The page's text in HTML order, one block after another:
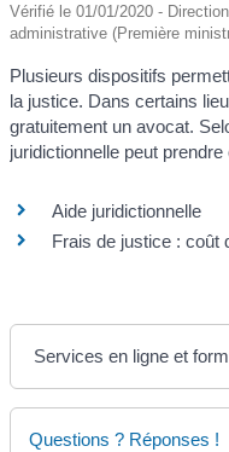
Vérifié le 01/01/2020 -
administrative (Première
Plusieurs dispositifs
la justice. Dans certains
gratuitement un avocat.
juridictionnelle peut
Aide juridictionnelle
Frais de justice : coût
Services en ligne et
Questions ? Réponses !